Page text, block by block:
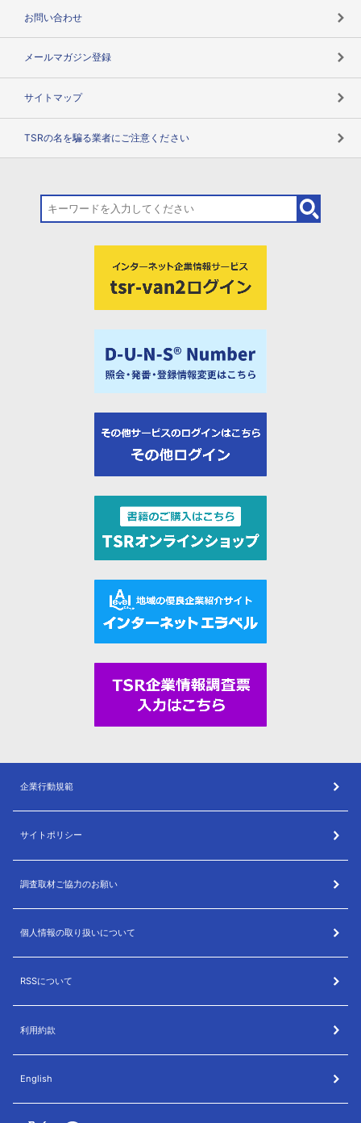
お問い合わせ
メールマガジン登録
サイトマップ
TSRの名を騙る業者にご注意ください
企業行動規範
サイトポリシー
調査取材ご協力のお願い
個人情報の取り扱いについて
RSSについて
利用約款
English